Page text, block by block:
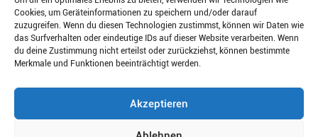
Cookies, um Geräteinformationen zu speichern und/oder darauf
zuzugreifen. Wenn du diesen Technologien zustimmst, können wir Daten wie
das Surfverhalten oder eindeutige IDs auf dieser Website verarbeiten. Wenn
du deine Zustimmung nicht erteilst oder zurückziehst, können bestimmte
Merkmale und Funktionen beeinträchtigt werden.
Akzeptieren
AGBs
Datenschutz / Disclaimer
Versand- und Zahlungsbedingungen